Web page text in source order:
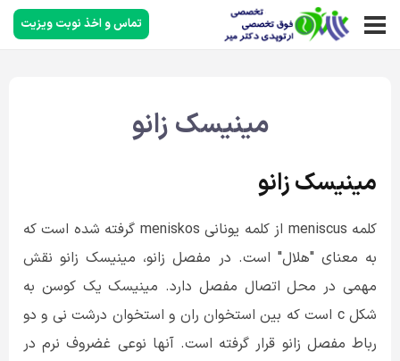
تماس و اخذ نوبت ویزیت
مینیسک زانو
مینیسک زانو
کلمه meniscus از کلمه یونانی meniskos گرفته شده است که
به معنای "هلال" است. در مفصل زانو، مینیسک زانو نقش
مهمی در محل اتصال مفصل دارد. مینیسک یک کوسن به
شکل c است که بین استخوان ران و استخوان درشت نی و دو
رباط مفصل زانو قرار گرفته است. آنها نوعی غضروف نرم در